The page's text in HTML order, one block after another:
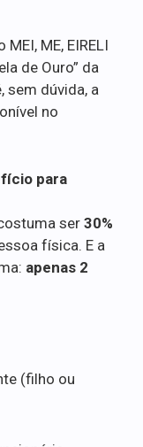
ME, EIRELI
de Ouro” da
sem dúvida, a
no
para
ser 30%
física. E a
apenas 2
(filho ou